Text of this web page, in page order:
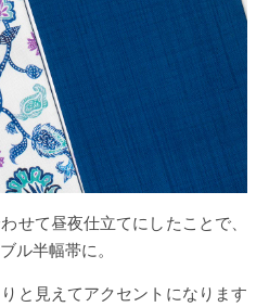
せて昼夜仕立てにしたことで、
ル半幅帯に。
と見えてアクセントになります